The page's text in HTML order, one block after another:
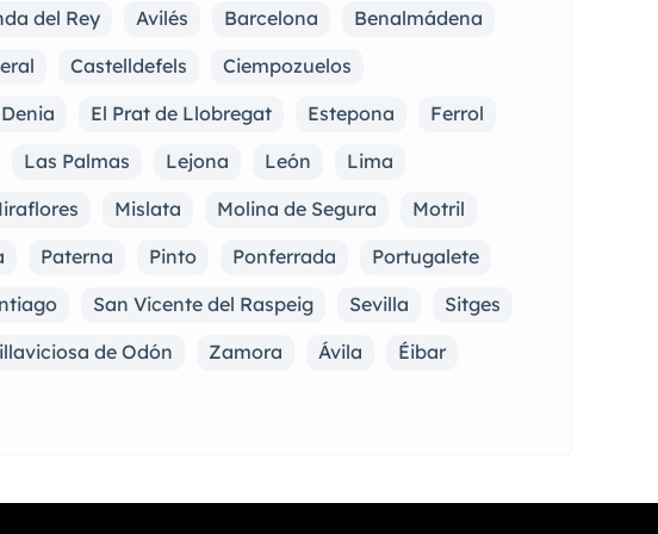
del Rey Avilés Barcelona
Benalmádena
Castelldefels
Ciempozuelos
Denia El Prat de Llobregat Estepona
Ferrol
Las Palmas Lejona León
Lima
Mislata Molina de Segura
Motril
Paterna Pinto Ponferrada
Portugalete
San Vicente del Raspeig Sevilla
Sitges
de Odón Zamora Ávila
Éibar